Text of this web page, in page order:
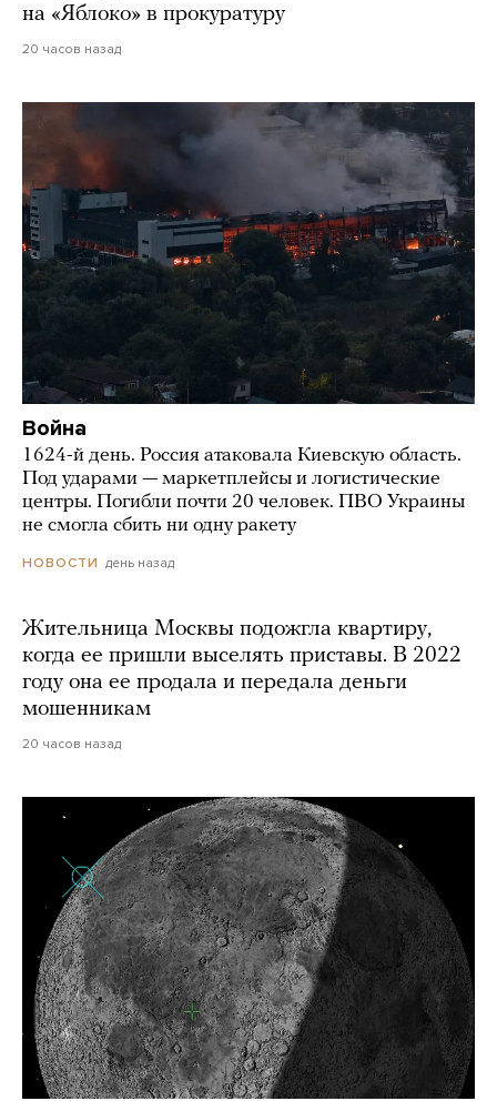
на «Яблоко» в прокуратуру
20 часов назад
Война
1624-й день. Россия атаковала Киевскую область.
Под ударами — маркетплейсы и логистические
центры. Погибли почти 20 человек. ПВО Украины
не смогла сбить ни одну ракету
НОВОСТИ день назад
Жительница Москвы подожгла квартиру,
когда ее пришли выселять приставы. В 2022
году она ее продала и передала деньги
мошенникам
20 часов назад